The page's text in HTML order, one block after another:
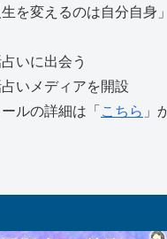
を変えるのは自分自身
いに出会う
いメディアを開設
ルの詳細は「こちら 」